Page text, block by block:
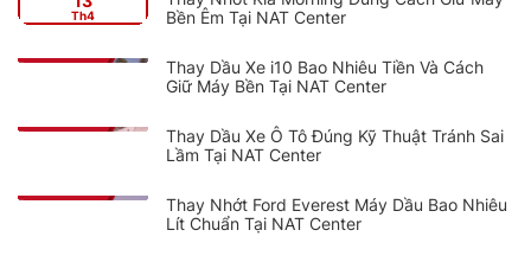
Th4
Bền Êm Tại NAT Center
Thay Dầu Xe i10 Bao Nhiêu Tiền Và Cách
Giữ Máy Bền Tại NAT Center
Thay Dầu Xe Ô Tô Đúng Kỹ Thuật Tránh Sai
Lầm Tại NAT Center
Thay Nhớt Ford Everest Máy Dầu Bao Nhiêu
Lít Chuẩn Tại NAT Center